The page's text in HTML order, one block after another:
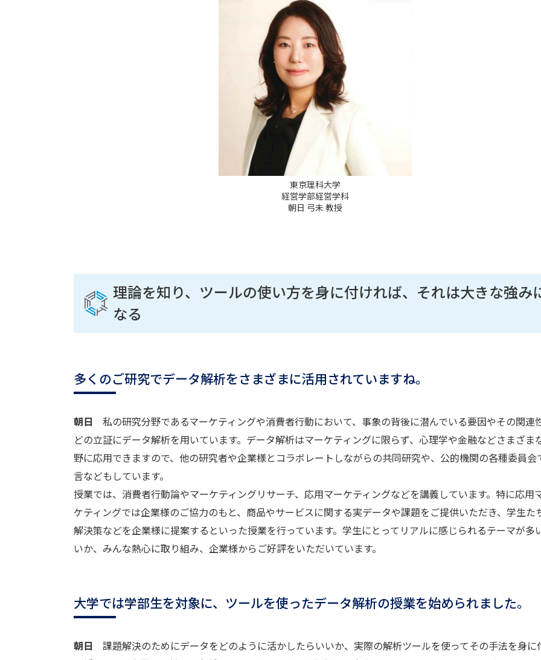
東京理科大学
経営学部経営学科
朝日 弓未 教授
理論を知り、ツールの使い方を身に付ければ、それは大きな強み
なる
多くのご研究でデータ解析をさまざまに活用されていますね。
朝日 私の研究分野であるマーケティングや消費者行動において、事象の背後に潜んでいる要因やその関連
どの立証にデータ解析を用いています。データ解析はマーケティングに限らず、心理学や金融などさまざま
野に応用できますので、他の研究者や企業様とコラボレートしながらの共同研究や、公的機関の各種委員会
言などもしています。
授業では、消費者行動論やマーケティングリサーチ、応用マーケティングなどを講義しています。特に応用
ケティングでは企業様のご協力のもと、商品やサービスに関する実データや課題をご提供いただき、学生た
解決策などを企業様に提案するといった授業を行っています。学生にとってリアルに感じられるテーマが多
いか、みんな熱心に取り組み、企業様からご好評をいただいています。
大学では学部生を対象に、ツールを使ったデータ解析の授業を始められました。
朝日 課題解決のためにデータをどのように活かしたらいいか、実際の解析ツールを使ってその手法を身に